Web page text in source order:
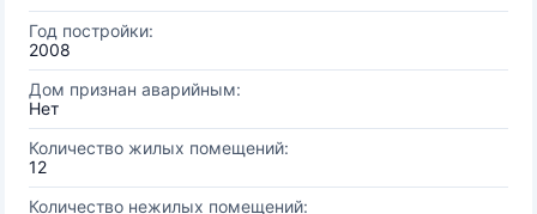
Год постройки:
2008
Дом признан аварийным:
Нет
Количество жилых помещений:
12
Количество нежилых помещений: